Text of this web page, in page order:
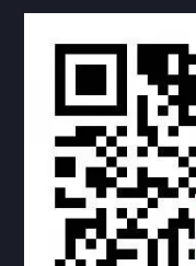
热门标签 TAG
机构链接
联系方式 关于我们
下载与支持
资料下载 视频中心